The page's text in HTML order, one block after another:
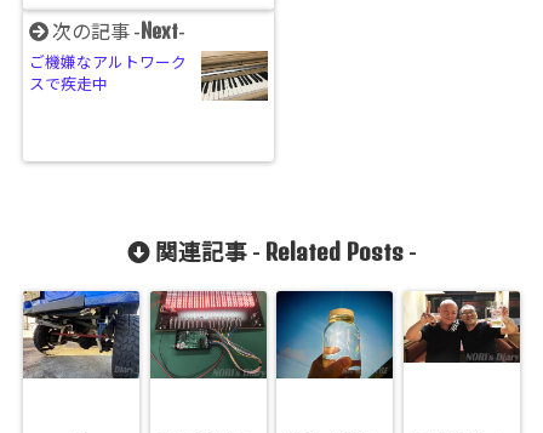
次の記事 -Next-
ご機嫌なアルトワーク
スで疾走中
関連記事 - Related Posts-